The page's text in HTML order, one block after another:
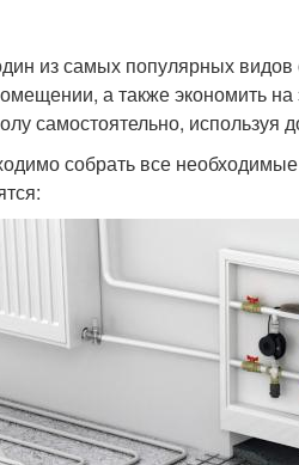
из самых популярных
а также экономить на
самостоятельно,
собрать все